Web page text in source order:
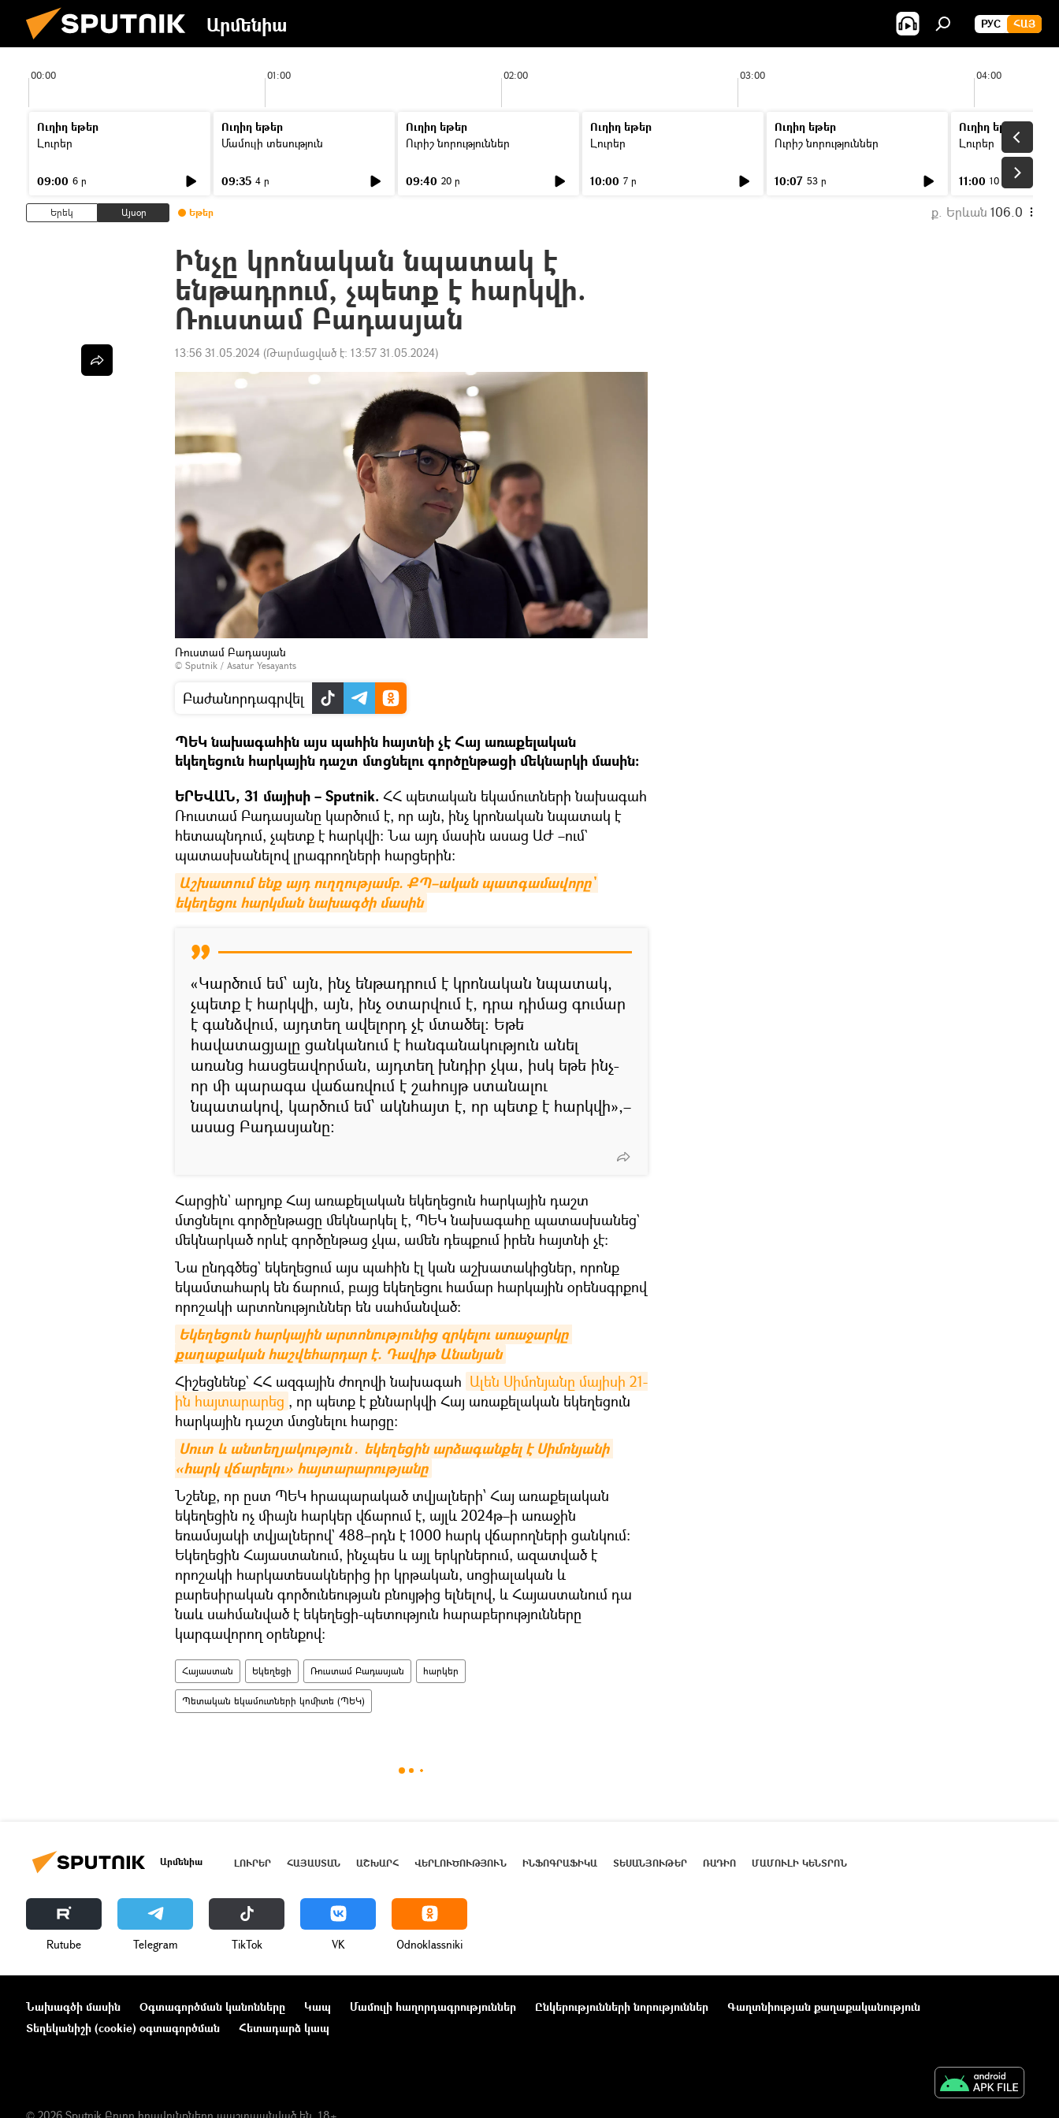
Արմենիա РУС ՀԱՅ
00:00 01:00 02:00 03:00 04:00
Ուղիղ եթեր
Լուրեր
09:00 6 ր
Ուղիղ եթեր
Մամուլի տեսություն
09:35 4 ր
Ուղիղ եթեր
Ուրիշ նորություններ
09:40 20 ր
Ուղիղ եթեր
Լուրեր
10:00 7 ր
Ուղիղ եթեր
Ուրիշ նորություններ
10:07 53 ր
Ուղիղ եթեր
Լուրեր
11:00 10 ր
Երեկ Այսօր Եթեր ք. Երևան 106.0
Ինչը կրոնական նպատակ է
ենթադրում, չպետք է հարկվի.
Ռուստամ Բադասյան
13:56 31.05.2024 (Թարմացված է: 13:57 31.05.2024)
Ռուստամ Բադասյան
© Sputnik / Asatur Yesayants
Բաժանորդագրվել
ՊԵԿ նախագահին այս պահին հայտնի չէ Հայ առաքելական
եկեղեցուն հարկային դաշտ մտցնելու գործընթացի մեկնարկի մասին։
ԵՐԵՎԱՆ, 31 մայիսի – Sputnik. ՀՀ պետական եկամուտների նախագահ
Ռուստամ Բադասյանը կարծում է, որ այն, ինչ կրոնական նպատակ է
հետապնդում, չպետք է հարկվի։ Նա այդ մասին ասաց ԱԺ –ում`
պատասխանելով լրագրողների հարցերին։
Աշխատում ենք այդ ուղղությամբ. ՔՊ–ական պատգամավորը`
եկեղեցու հարկման նախագծի մասին
«Կարծում եմ՝ այն, ինչ ենթադրում է կրոնական նպատակ,
չպետք է հարկվի, այն, ինչ օտարվում է, դրա դիմաց գումար
է գանձվում, այդտեղ ավելորդ չէ մտածել: Եթե
հավատացյալը ցանկանում է հանգանակություն անել
առանց հասցեավորման, այդտեղ խնդիր չկա, իսկ եթե ինչ-
որ մի պարագա վաճառվում է շահույթ ստանալու
նպատակով, կարծում եմ՝ ակնհայտ է, որ պետք է հարկվի»,–
ասաց Բադասյանը:
Հարցին` արդյոք Հայ առաքելական եկեղեցուն հարկային դաշտ
մտցնելու գործընթացը մեկնարկել է, ՊԵԿ նախագահը պատասխանեց`
մեկնարկած որևէ գործընթաց չկա, ամեն դեպքում իրեն հայտնի չէ։
Նա ընդգծեց` եկեղեցում այս պահին էլ կան աշխատակիցներ, որոնք
եկամտահարկ են ճարում, բայց եկեղեցու համար հարկային օրենսգրքով
որոշակի արտոնություններ են սահմանված։
Եկեղեցուն հարկային արտոնությունից զրկելու առաջարկը
քաղաքական հաշվեհարդար է. Դավիթ Անանյան
Հիշեցնենք` ՀՀ ազգային ժողովի նախագահ Ալեն Սիմոնյանը մայիսի 21-
ին հայտարարեց , որ պետք է քննարկվի Հայ առաքելական եկեղեցուն
հարկային դաշտ մտցնելու հարցը։
Սուտ և անտեղյակություն․ եկեղեցին արձագանքել է Սիմոնյանի
«հարկ վճարելու» հայտարարությանը
Նշենք, որ ըստ ՊԵԿ հրապարակած տվյալների՝ Հայ առաքելական
եկեղեցին ոչ միայն հարկեր վճարում է, այլև 2024թ–ի առաջին
եռամսյակի տվյալներով` 488–րդն է 1000 հարկ վճարողների ցանկում։
Եկեղեցին Հայաստանում, ինչպես և այլ երկրներում, ազատված է
որոշակի հարկատեսակներից իր կրթական, սոցիալական և
բարեսիրական գործունեության բնույթից ելնելով, և Հայաստանում դա
նաև սահմանված է եկեղեցի-պետություն հարաբերությունները
կարգավորող օրենքով:
Հայաստան Եկեղեցի Ռուստամ Բադասյան հարկեր
Պետական եկամուտների կոմիտե (ՊԵԿ)
Արմենիա ԼՈՒՐԵՐ ՀԱՅԱՍՏԱՆ ԱՇԽԱՐՀ ՎԵՐԼՈՒԾՈՒԹՅՈՒՆ ԻՆՖՈԳՐԱՖԻԿԱ ՏԵՍԱՆՅՈՒԹԵՐ ՌԱԴԻՈ ՄԱՄՈՒԼԻ ԿԵՆՏՐՈՆ
Rutube Telegram ТikТоk VK Odnoklassniki
Նախագծի մասին Օգտագործման կանոնները Կապ Մամուլի հաղորդագրություններ Ընկերությունների նորություններ
Գաղտնիության քաղաքականություն
Տեղեկանիշի (cookie) օգտագործման
Հետադարձ կապ
© 2026 Sputnik Բոլոր իրավունքները պաշտպանված են. 18+